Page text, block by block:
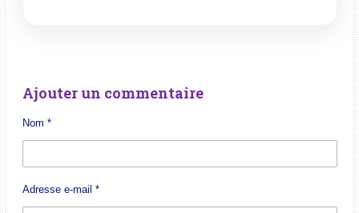
Ajouter un commentaire
Nom *
Adresse e-mail *